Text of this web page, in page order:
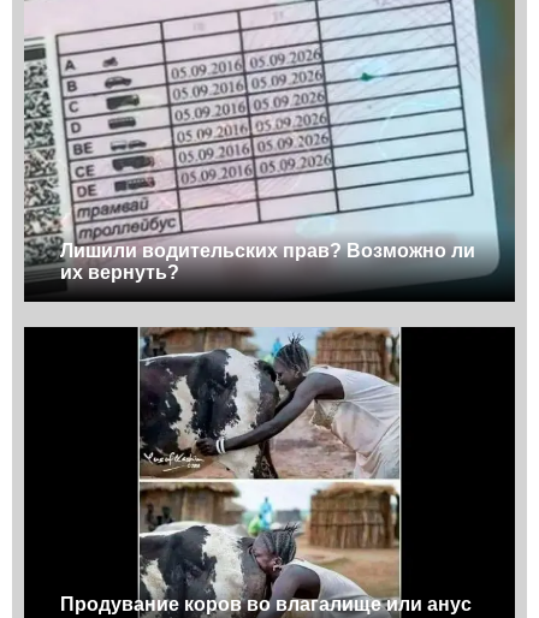
Лишили водительских прав? Возможно ли
их вернуть?
Продувание коров во влагалище или анус